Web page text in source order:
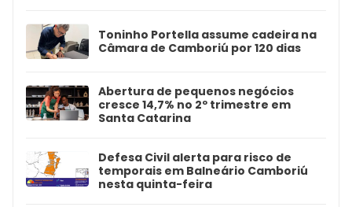
Toninho Portella assume cadeira na
Câmara de Camboriú por 120 dias
Abertura de pequenos negócios
cresce 14,7% no 2º trimestre em
Santa Catarina
Defesa Civil alerta para risco de
temporais em Balneário Camboriú
nesta quinta-feira